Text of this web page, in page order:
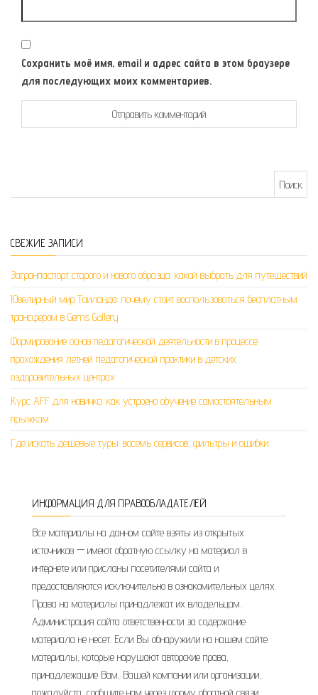
Сохранить моё имя, email и адрес сайта в этом браузере
для последующих моих комментариев.
СВЕЖИЕ ЗАПИСИ
Загранпаспорт старого и нового образца: какой выбрать для путешествий
Ювелирный мир Таиланда: почему стоит воспользоваться бесплатным
трансфером в Gems Gallery
Формирование основ педагогической деятельности в процессе
прохождения летней педагогической практики в детских
оздоровительных центрах
Курс AFF для новичка: как устроено обучение самостоятельным
прыжкам
Где искать дешёвые туры: восемь сервисов, фильтры и ошибки
ИНФОРМАЦИЯ ДЛЯ ПРАВООБЛАДАТЕЛЕЙ
Все материалы на данном сайте взяты из открытых
источников — имеют обратную ссылку на материал в
интернете или присланы посетителями сайта и
предоставляются исключительно в ознакомительных целях.
Права на материалы принадлежат их владельцам.
Администрация сайта ответственности за содержание
материала не несет. Если Вы обнаружили на нашем сайте
материалы, которые нарушают авторские права,
принадлежащие Вам, Вашей компании или организации,